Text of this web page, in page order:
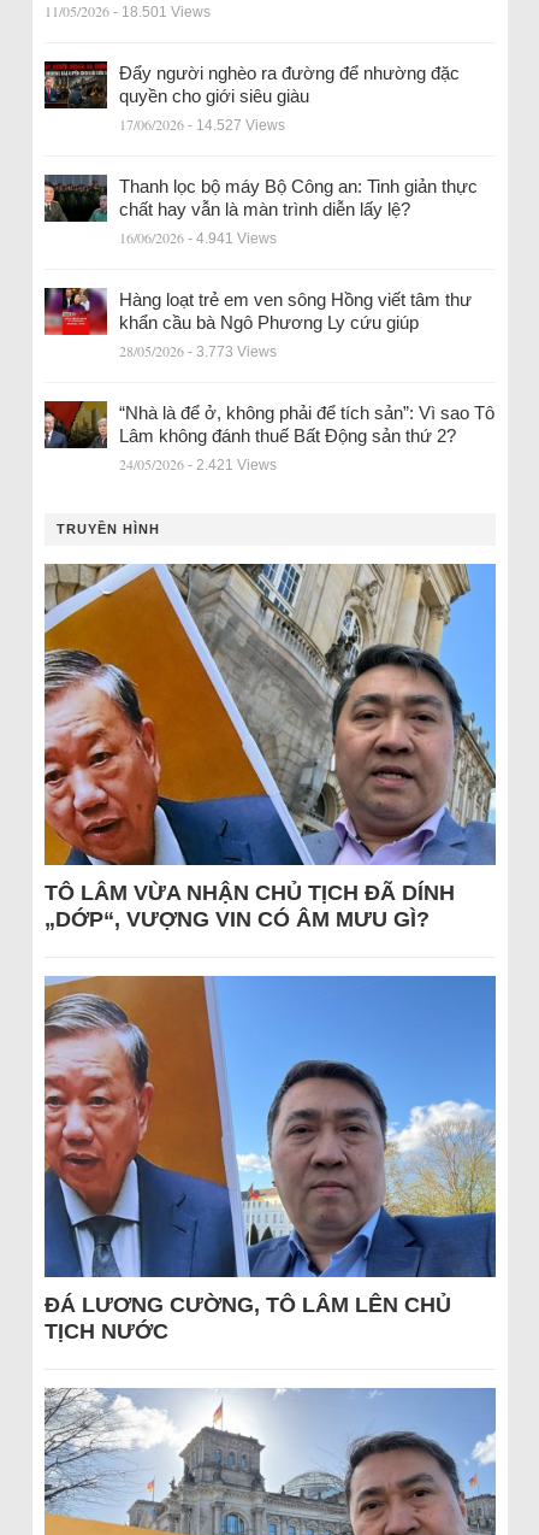
11/05/2026 - 18.501 Views
Đẩy người nghèo ra đường để nhường đặc
quyền cho giới siêu giàu
17/06/2026 - 14.527 Views
Thanh lọc bộ máy Bộ Công an: Tinh giản thực
chất hay vẫn là màn trình diễn lấy lệ?
16/06/2026 - 4.941 Views
Hàng loạt trẻ em ven sông Hồng viết tâm thư
khẩn cầu bà Ngô Phương Ly cứu giúp
28/05/2026 - 3.773 Views
“Nhà là để ở, không phải để tích sản”: Vì sao Tô
Lâm không đánh thuế Bất Động sản thứ 2?
24/05/2026 - 2.421 Views
TRUYỀN HÌNH
TÔ LÂM VỪA NHẬN CHỦ TỊCH ĐÃ DÍNH
„DỚP“, VƯỢNG VIN CÓ ÂM MƯU GÌ?
ĐÁ LƯƠNG CƯỜNG, TÔ LÂM LÊN CHỦ
TỊCH NƯỚC